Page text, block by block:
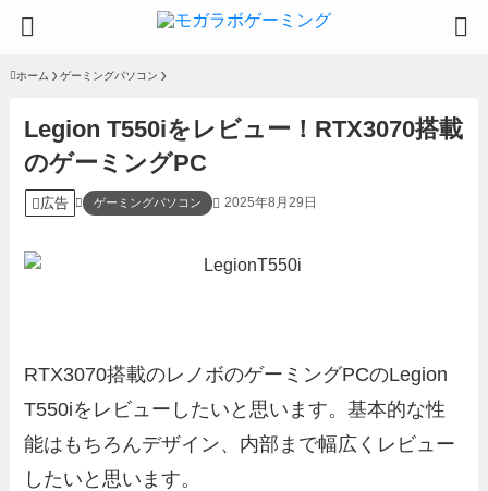
ホーム ゲーミングパソコン
Legion T550iをレビュー！RTX3070搭載
のゲーミングPC
広告 ゲーミングパソコン 2025年8月29日
RTX3070搭載のレノボのゲーミングPCのLegion
T550iをレビューしたいと思います。基本的な性
能はもちろんデザイン、内部まで幅広くレビュー
したいと思います。